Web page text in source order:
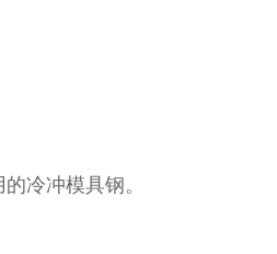
冷冲模具钢。